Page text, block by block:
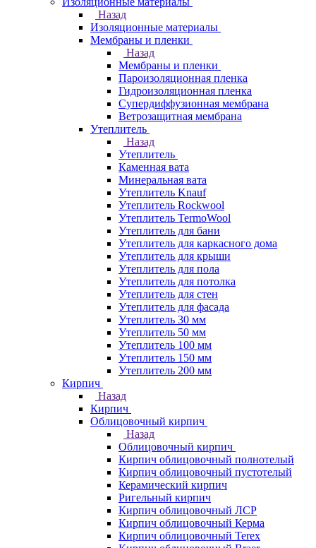
Назад
Изоляционные материалы
Мембраны и пленки
Назад
Мембраны и пленки
Пароизоляционная пленка
Гидроизоляционная пленка
Супердиффузионная мембрана
Ветрозащитная мембрана
Утеплитель
Назад
Утеплитель
Каменная вата
Минеральная вата
Утеплитель Knauf
Утеплитель Rockwool
Утеплитель TermoWool
Утеплитель для бани
Утеплитель для каркасного дома
Утеплитель для крыши
Утеплитель для пола
Утеплитель для потолка
Утеплитель для стен
Утеплитель для фасада
Утеплитель 30 мм
Утеплитель 50 мм
Утеплитель 100 мм
Утеплитель 150 мм
Утеплитель 200 мм
Кирпич
Назад
Кирпич
Облицовочный кирпич
Назад
Облицовочный кирпич
Кирпич облицовочный полнотелый
Кирпич облицовочный пустотелый
Керамический кирпич
Ригельный кирпич
Кирпич облицовочный ЛСР
Кирпич облицовочный Керма
Кирпич облицовочный Terex